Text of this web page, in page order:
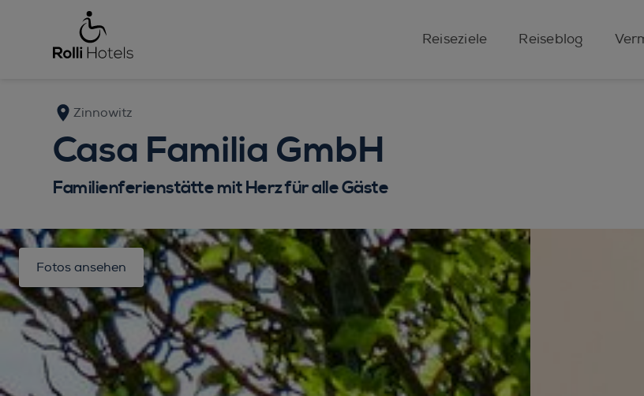
Reiseziele Reiseblog
Zinnowitz
Casa Familia GmbH
Familienferienstätte mit Herz für alle Gäste
Fotos ansehen